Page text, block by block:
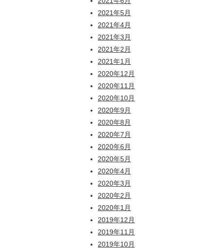
2021年5月
2021年4月
2021年3月
2021年2月
2021年1月
2020年12月
2020年11月
2020年10月
2020年9月
2020年8月
2020年7月
2020年6月
2020年5月
2020年4月
2020年3月
2020年2月
2020年1月
2019年12月
2019年11月
2019年10月